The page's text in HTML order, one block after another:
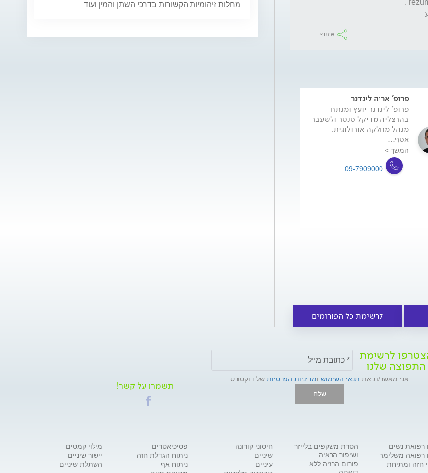
שיתוף
פרופ' אריה לינדנר
פרופ' לינדנר יועץ ומנתח
בהרצליה מדיקל סנטר ולשעבר
מנהל מחלקה אורולוגית,
אסף...
המשך >
09-7909000
לרשימת כל הפורומים
מחלות זיהומיות הקשורות בדרכי השתן והמין ועוד
לרשימת
התפוצה שלנו
אני מאשר/ת את תנאי השימוש ומדיניות הפרטיות של דוקטורס
שלח
תשמרו על קשר!
רפואת נשים
רפואה משלימה
חזה ומתיחת
הסרת משקפים בלייזר
ושיפור הראיה
פורום הרזיה ללא
חיסוני קורונה
שיניים
עיניים
פסיכיאטרים
ניתוח הגדלת חזה
ניתוח אף
מילוי קמטים
יישור שיניים
השתלת שיניים